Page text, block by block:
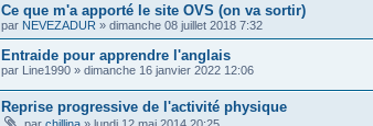
Ce que m'a apporté le site OVS (on va sortir)
par NEVEZADUR » dimanche 08 juillet 2018 7:32
Entraide pour apprendre l'anglais
par Line1990 » dimanche 16 janvier 2022 12:06
Reprise progressive de l'activité physique